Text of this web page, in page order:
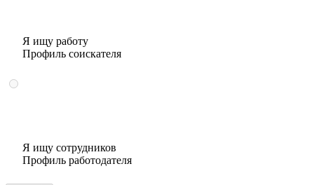
Я ищу работу
Профиль соискателя
Я ищу сотрудников
Профиль работодателя